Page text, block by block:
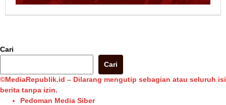
Cari
Cari
©MediaRepublik.id – Dilarang mengutip sebagian atau seluruh isi
berita tanpa izin.
Pedoman Media Siber